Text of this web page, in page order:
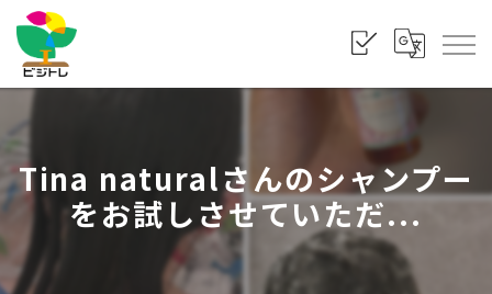
Tina naturalさんのシャンプー
をお試しさせていただ...